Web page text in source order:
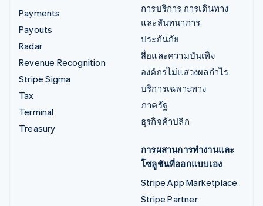
Payments
Payouts
Radar
Revenue Recognition
Stripe Sigma
Tax
Terminal
Treasury
การบริการ การเดินทาง
และสันทนาการ
ประกันภัย
สื่อและความบันเทิง
องค์กรไม่แสวงผลกำไร
บริการเฉพาะทาง
ภาครัฐ
ธุรกิจค้าปลีก
การผสานการทำงานและ
โซลูชันที่ออกแบบเอง
Stripe App Marketplace
Stripe Partner